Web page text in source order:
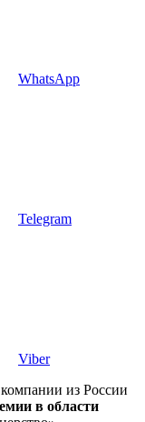
WhatsApp
Telegram
Viber
из России
в области